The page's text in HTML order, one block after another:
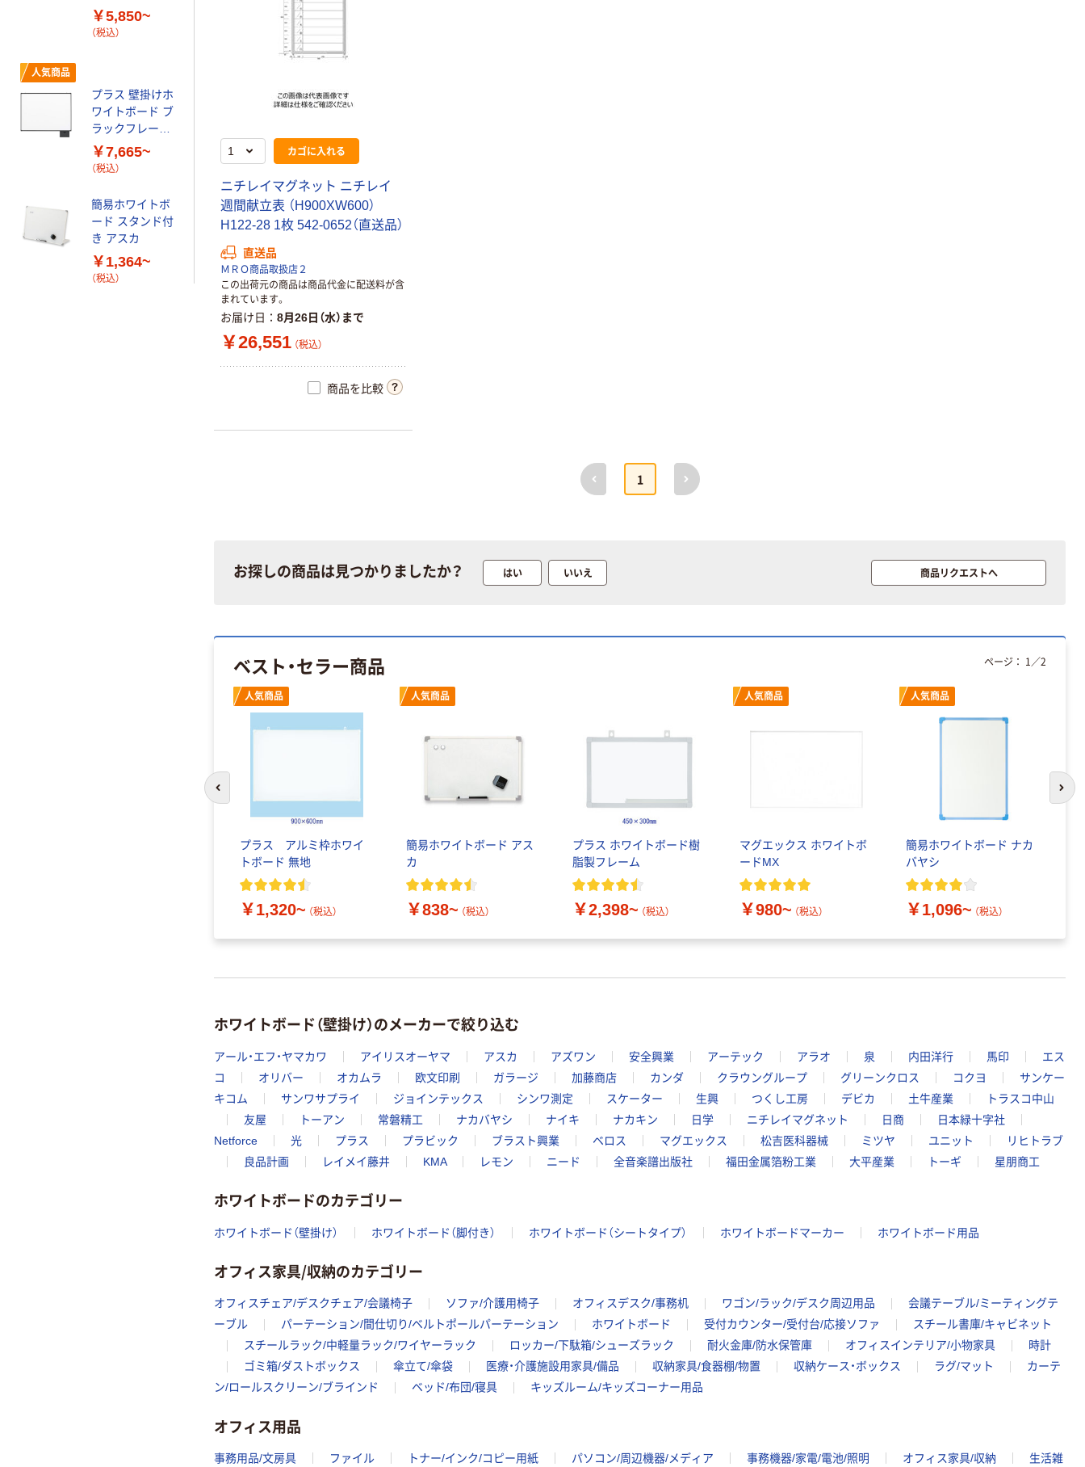
カゴに入れる
ニチレイマグネット ニチレイ
週間献立表 （H900XW600）
H122-28 1枚 542-0652（直送品）
直送品
ＭＲＯ商品取扱店２
この出荷元の商品は商品代金に配送料が含
まれています。
お届け日 8月26日（水）まで
￥26,551 （税込）
商品を比較
前へ
1
次へ
お探しの商品は見つかりましたか？ はい いいえ 商品リクエストへ
ベスト・セラー商品
人気商品
プラス アルミ枠ホワイ
トボード 無地
￥1,320~ （税込）
人気商品
簡易ホワイトボード アス
カ
￥838~ （税込）
プラス ホワイトボード樹
脂製フレーム
￥2,398~ （税込）
人気商品
マグエックス ホワイトボ
ードMX
￥980~ （税込）
人気商品
簡易ホワイトボード ナカ
バヤシ
￥1,096~ （税込）
ページ： 1 ／2
次
ホワイトボード（壁掛け）のメーカーで絞り込む
アール・エフ・ヤマカワ アイリスオーヤマ アスカ アズワン 安全興業 アーテック アラオ 泉 内田洋行 馬印
エス
コ
オリバー オカムラ 欧文印刷 ガラージ 加藤商店 カンダ クラウングループ グリーンクロス コクヨ
サンケー
キコム
サンワサプライ ジョインテックス シンワ測定 スケーター 生興 つくし工房 デビカ 土牛産業
トラスコ中山
友屋
トーアン 常磐精工 ナカバヤシ ナイキ ナカキン 日学 ニチレイマグネット 日商
日本緑十字社
Netforce
光 プラス プラビック ブラスト興業 ベロス マグエックス 松吉医科器械 ミツヤ ユニット
リヒトラブ
良品計画
レイメイ藤井 KMA レモン ニード 全音楽譜出版社 福田金属箔粉工業 大平産業 トーギ 星朋商工
ホワイトボードのカテゴリー
ホワイトボード（壁掛け） ホワイトボード（脚付き） ホワイトボード（シートタイプ） ホワイトボードマーカー ホワイトボード用品
オフィス家具/収納のカテゴリー
オフィスチェア/デスクチェア/会議椅子 ソファ/介護用椅子 オフィスデスク/事務机 ワゴン/ラック/デスク周辺用品
会議テーブル/ミーティングテ
ーブル
パーテーション/間仕切り/ベルトポールパーテーション ホワイトボード 受付カウンター/受付台/応接ソファ
スチール書庫/キャビネット
スチールラック/中軽量ラック/ワイヤーラック
ロッカー/下駄箱/シューズラック 耐火金庫/防水保管庫 オフィスインテリア/小物家具
時計
ゴミ箱/ダストボックス
傘立て/傘袋 医療・介護施設用家具/備品 収納家具/食器棚/物置 収納ケース・ボックス ラグ/マット
カーテ
ン/ロールスクリーン/ブラインド
ベッド/布団/寝具 キッズルーム/キッズコーナー用品
オフィス用品
事務用品/文房具 ファイル トナー/インク/コピー用紙 パソコン/周辺機器/メディア 事務機器/家電/電池/照明 オフィス家具/収納 生活雑
￥5,850~
（税込）
人気商品
プラス 壁掛けホ
ワイトボード ブ
ラックフレーム
ボックス付
￥7,665~
（税込）
簡易ホワイトボ
ード スタンド付
き アスカ
￥1,364~
（税込）